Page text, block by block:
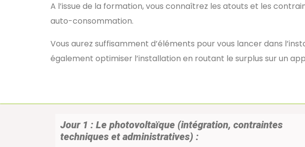
A l’issue de la formation, vous connaîtrez les atouts et les
auto-consommation.
Vous aurez suffisamment d’éléments pour vous lancer dans
également optimiser l’installation en routant le surplus sur un
Jour 1 : Le photovoltaïque (intégration, contraintes
techniques et administratives) :